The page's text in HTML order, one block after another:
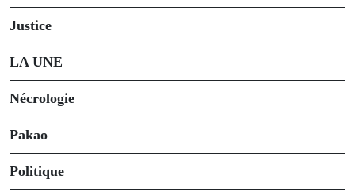
Justice
LA UNE
Nécrologie
Pakao
Politique